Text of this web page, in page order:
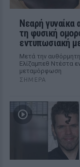
Νεαρή γυναίκα
τη φυσική
εντυπωσιακή
Μετά την
Ελίζαμπεθ Ντέστα
μεταμόρφωση
ΣΉΜΕΡΑ